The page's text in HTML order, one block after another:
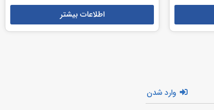
اطلاعات بیشتر
وارد شدن